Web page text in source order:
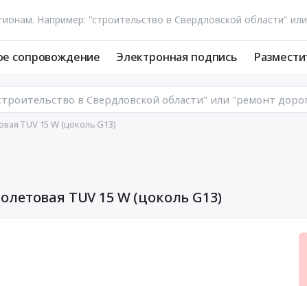
сопровождение Электронная подпись
TUV 15 W (цоколь G13)
TUV 15 W (цоколь G13)